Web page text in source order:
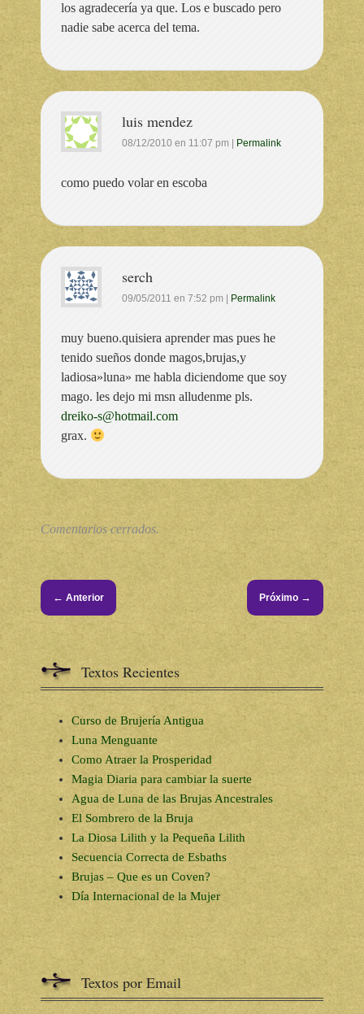
los agradecería ya que. Los e buscado pero
nadie sabe acerca del tema.
luis mendez
08/12/2010 en 11:07 pm Permalink
como puedo volar en escoba
serch
09/05/2011 en 7:52 pm Permalink
muy bueno.quisiera aprender mas pues he
tenido sueños donde magos,brujas,y
ladiosa»luna» me habla diciendome que soy
mago. les dejo mi msn alludenme pls.
dreiko-s@hotmail.com
grax.
Comentarios cerrados.
← Anterior Próximo →
Textos Recientes
Curso de Brujería Antigua
Luna Menguante
Como Atraer la Prosperidad
Magia Diaria para cambiar la suerte
Agua de Luna de las Brujas Ancestrales
El Sombrero de la Bruja
La Diosa Lilith y la Pequeña Lilith
Secuencia Correcta de Esbaths
Brujas – Que es un Coven?
Día Internacional de la Mujer
Textos por Email